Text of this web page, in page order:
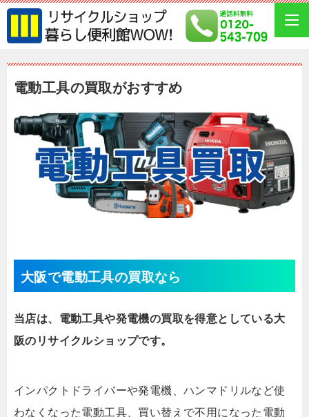
電動工具の買取がおすすめ
大阪で電動工具の買取なら
当店は、電動工具や発電機の買取を得意としている大
阪のリサイクルショップです。
インパクトドライバーや発電機、ハンマドリルなど使
わなくなった電動工具、買い替えで不用になった電動